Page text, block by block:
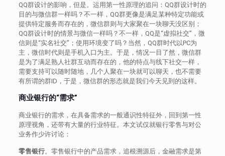
QQ群设计的影响，但是。运用第一性原理的追问：QQ群设计时的
目的与微信群一样吗？不一样，QQ群更像是满足某种特定功能或
提供特定服务而存在的，微信群则与大家聚在一块聊天没区别；
QQ群设计时的情景与微信一样吗？不一样，QQ是“虚拟社交”，微
信则是“实名社交”；使用环境变了吗？当然，QQ群时代以PC为
主，微信时代则是手机入口为主。于是，情况一目了然，微信群
是为了满足熟人社群互动而存在的，他的特点与线下社交一样，
需要支持可以随时随地，几个人聚在一块就可以聊天，也不需要
有所谓的群ID，于是，微信群的形态就是我们今天见到的这样。
商业银行的“需求”
商业银行的需求，在具备需求的一般通识性特征外，回到第一性
原理视角，还带有大量的行业特征。本文试仅就银行零售与对公
业务作少许讨论：
零售银行。零售银行中的产品需求，追根溯源后，金融需求是第